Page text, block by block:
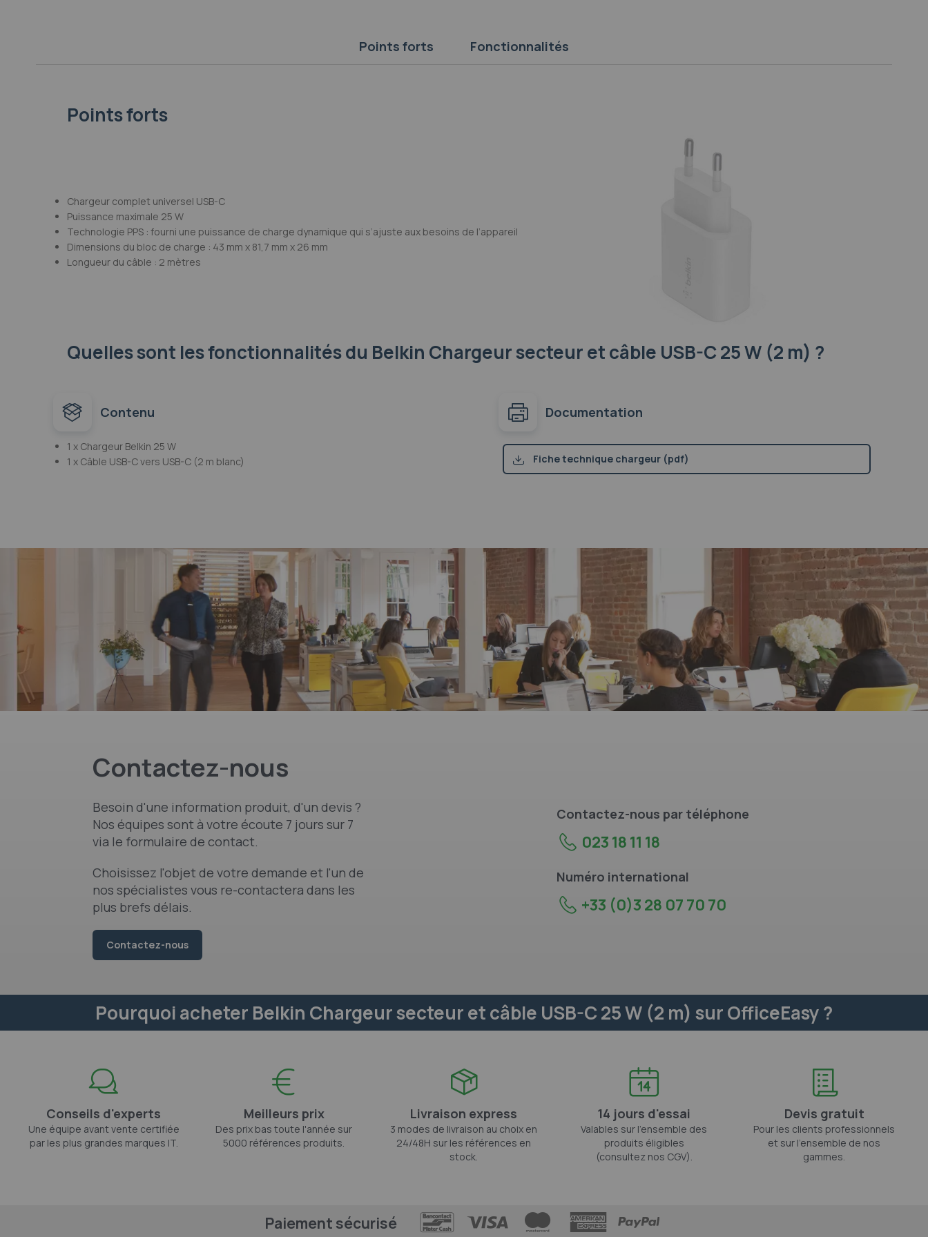
Points forts Fonctionnalités
Points forts
Chargeur complet universel USB-C
Puissance maximale 25 W
Technologie PPS : fourni une puissance de charge dynamique qui s’ajuste aux besoins de l’appareil
Dimensions du bloc de charge : 43 mm x 81,7 mm x 26 mm
Longueur du câble : 2 mètres
Quelles sont les fonctionnalitésdu Belkin Chargeur secteur et câble USB-C 25 W (2 m) ?
Contenu
1 x Chargeur Belkin 25 W
1 x Câble USB-C vers USB-C (2 m blanc)
Documentation
Fiche technique chargeur (pdf)
Contactez-nous
Besoin d'une information produit, d'un devis ?
Nos équipes sont à votre écoute 7 jours sur 7
via le formulaire de contact.
Choisissez l'objet de votre demande et l'un de
nos spécialistes vous re-contactera dans les
plus brefs délais.
Contactez-nous
Contactez-nous par téléphone
023 18 11 18
Numéro international
+33 (0)3 28 07 70 70
Pourquoi acheter Belkin Chargeur secteur et câble USB-C 25 W (2 m) sur OfficeEasy ?
Conseils d'experts
Une équipe avant vente certifiée
par les plus grandes marques IT.
Meilleurs prix
Des prix bas toute l'année sur
5000 références produits.
Livraison express
3 modes de livraison au choix en
24/48H sur les références en
stock.
14 jours d'essai
Valables sur l'ensemble des
produits éligibles
(consultez nos CGV).
Devis gratuit
Pour les clients professionnels
et sur l'ensemble de nos
gammes.
Paiement sécurisé